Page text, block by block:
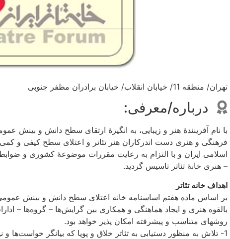
تهران/ منطقه 11/ خیابان انقلاب/ خیابان برادران مظفر جنوبی
درباره/معرفی:
با نام آفرینندهٔ هنر و زیبایی، به انگیزهٔ ارتقای سطح دانش و
فرهنگی و هنری دست اندرکاران هنر تئاتر و اعتلای سطح کیفی و
اسلامی ایران و با التزام به رعایت مقررات موضوعهٔ کشوری و
– هنری خانهٔ تئاتر تاسیس گردید.
اهداف خانه تئاتر
بر اساس ماده هفتم اساسنامه خانه اعتلای سطح دانش و بینش
بالقوه هنری و ایجاد هماهنگی و همکاری بین گرایش‌ها – گروه‌ها –
روشهای متناسب و پیشرفته امکان پذیر خواهد بود.
1- تلاش به منظور دستیابی به تئاتر خلاق و پویا که بیانگر خواست‌ها و نیازهای فرهنگی جامعه باشد.